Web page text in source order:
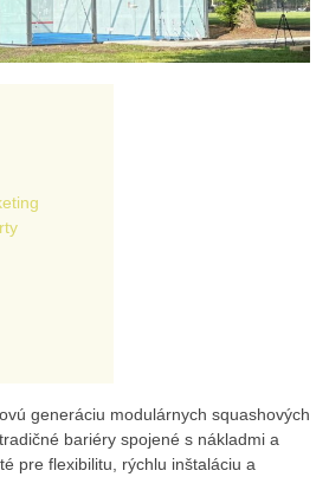
generáciu modulárnych squashových
bariéry spojené s nákladmi a
pre flexibilitu, rýchlu inštaláciu a